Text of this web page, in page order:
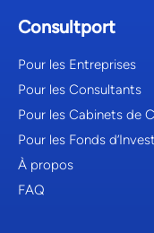
Consultport
Pour les Entreprises
Pour les Consultants
Pour les Cabinets de
Pour les Fonds
À propos
FAQ